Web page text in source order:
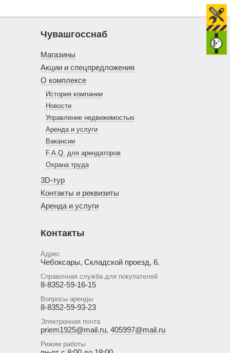
Чувашгосснаб
Магазины
Акции и спецпредложения
О комплексе
История компании
Новости
Управление недвижимостью
Аренда и услуги
Вакансии
F.A.Q. для арендаторов
Охрана труда
3D-тур
Контакты и реквизиты
Аренда и услуги
Контакты
Адрес
Чебоксары, Складской проезд, 6.
Справочная служба для покупателей
8-8352-59-16-15
Вопросы аренды
8-8352-59-93-23
Электронная почта
priem1925@mail.ru, 405997@mail.ru
Режим работы